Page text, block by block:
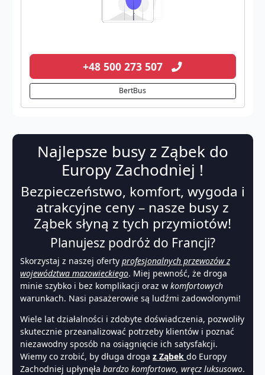
+48 500 273 507
BertBus
Najlepsze busy z Ząbek do
Europy Zachodniej !
Bezpieczeństwo, komfort, wygoda i
atrakcyjne ceny – nasze busy z
Ząbek słyną z tych przymiotów!
Planujesz podróż do Francji?
Skorzystaj z naszej oferty profesjonalnych przewozów z
województwa mazowieckiego. Miej pewność, że droga
minie szybko i bez komplikacji oraz w komfortowych
warunkach. Nasi pasażerowie są ludźmi zadowolonymi!
Wiele lat działalności i zdobyte doświadczenia, pozwoliły
skutecznie przeanalizować potrzeby klientów i poznać
niezawodny sposób na osiągnięcie ich satysfakcji.
Wiemy co zrobić, by długa droga z Ząbek do Europy
Zachodniej upłynęła bardzo komfortowo, wręcz luksusowo.